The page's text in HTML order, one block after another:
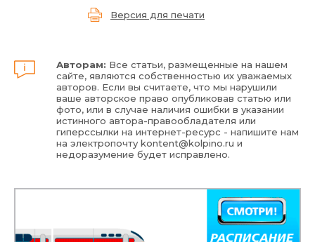
Версия для печати
Авторам: Все статьи, размещенные на нашем
сайте, являются собственностью их уважаемых
авторов. Если вы считаете, что мы нарушили
ваше авторское право опубликовав статью или
фото, или в случае наличия ошибки в указании
истинного автора-правообладателя или
гиперссылки на интернет-ресурс - напишите нам
на электропочтуkontent@kolpino.ru и
недоразумение будет исправлено.